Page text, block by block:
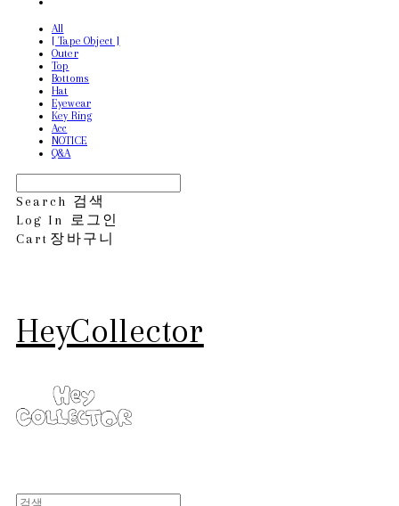
All
[ Tape Object ]
Outer
Top
Bottoms
Hat
Eyewear
Key Ring
Acc
NOTICE
Q&A
Search 검색
Log In
로그인
Cart 장바구니
HeyCollector